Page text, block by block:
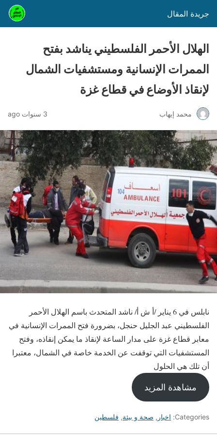
جريدة المقال
الهلال الأحمر الفلسطيني يناشد بفتح
الممرات الإنسانية ومستشفيات الشمال
لإنقاذ الأوضاع في قطاع غزة
محمد إيهاب 3 سنوات ago
نابلس في 6 يناير /أ ش أ/ ناشد المتحدث باسم الهلال الأحمر
الفلسطيني عبد الجليل حنجل، بضرورة فتح الممرات الإنسانية في
معابر قطاع غزة على مدار الساعة لإنقاذ ما يمكن إنقاذه، وفتح
المستشفيات التي توقفت عن الخدمة خاصة في الشمال، معتبرا
أن تلك هي الحلول
مشاهدة المزيد
Categories: اخبار , صحة و بيئة, فلسطين